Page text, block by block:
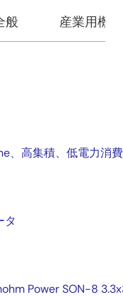
般 産業用機器
、高集積、低電力消費
タ
Power SON-8